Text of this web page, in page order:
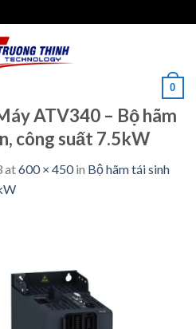
0
ATV340 – Bộ hãm
công suất 7.5kW
at600 × 450in Bộ hãm tái sinh